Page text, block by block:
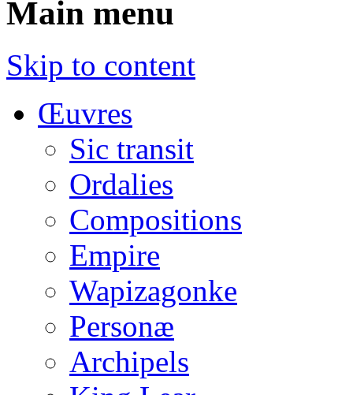
Main menu
Skip to content
Œuvres
Sic transit
Ordalies
Compositions
Empire
Wapizagonke
Personæ
Archipels